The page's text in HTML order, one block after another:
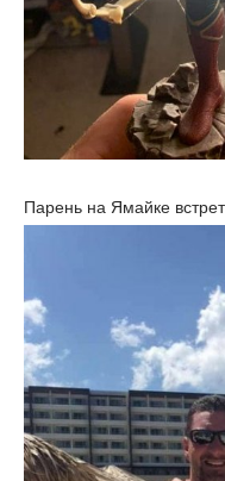
Парень на Ямайке